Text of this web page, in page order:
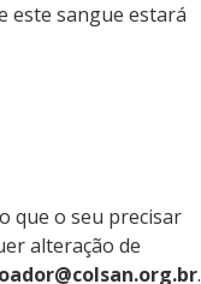
este sangue estará
que o seu precisar
alteração de
.